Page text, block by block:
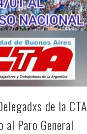
de la CTA
al Paro General